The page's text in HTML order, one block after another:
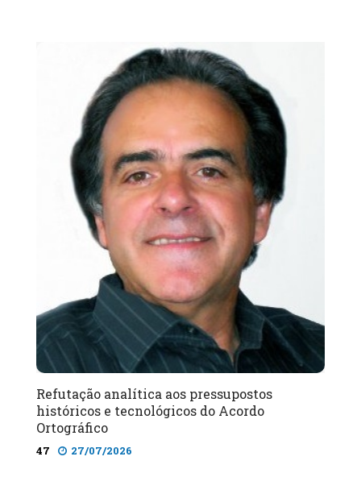
Refutação analítica aos pressupostos
históricos e tecnológicos do Acordo
Ortográfico
47 27/07/2026